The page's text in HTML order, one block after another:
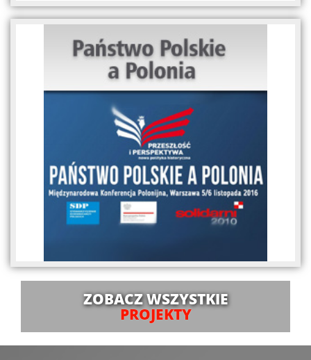
ZOBACZ WSZYSTKIE
PROJEKTY